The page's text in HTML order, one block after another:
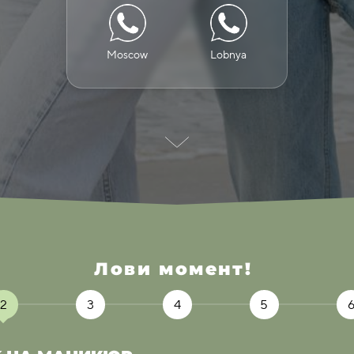
Moscow Lobnya
Лови момент!
2 3 4 5 6